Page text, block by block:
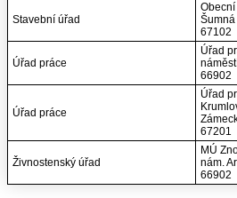
Stavební úřad
67102
Úřad práce
Úřad
66902
Úřad práce
Úřad
67201
Živnostenský úřad
MÚ
nám.
66902